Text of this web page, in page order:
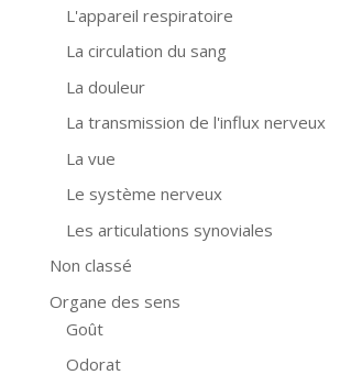
L'appareil respiratoire
La circulation du sang
La douleur
La transmission de l'influx nerveux
La vue
Le système nerveux
Les articulations synoviales
Non classé
Organe des sens
Goût
Odorat